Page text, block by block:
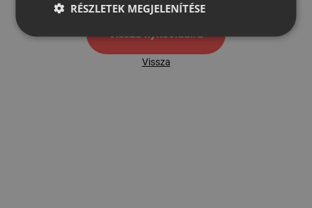
Vissza nyítóoldalra
Vissza
RÉSZLETEK MEGJELENÍTÉSE